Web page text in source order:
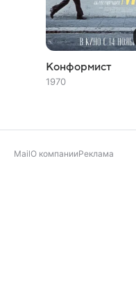
Конформист
1970
MailО компанииРеклама